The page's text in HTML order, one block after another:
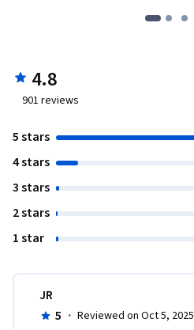
4.8
901 reviews
5 stars
4 stars
3 stars
2 stars
1 star
JR
5 · Reviewed on Oct 5, 2025